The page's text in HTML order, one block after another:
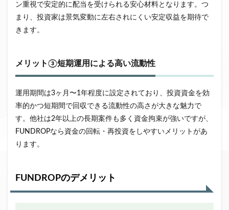
ン重視で安定的に配当を受けられる安心材料となります。つ
まり、投資家は景気変動に左右されにくい安定収益を期待で
きます。
メリット③短期運用による高い流動性
運用期間は3ヶ月〜1年程度に設定されており、投資資金を効
率的かつ短期間で回収できる流動性の高さが大きな魅力で
す。他社は2年以上の長期案件も多く資金拘束が強いですが、
FUNDROPなら資金の回転・再投資をしやすいメリットがあ
ります。
FUNDROPのデメリット